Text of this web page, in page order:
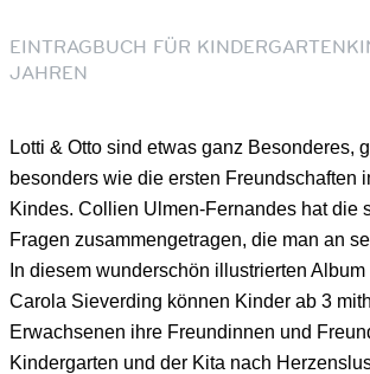
EINTRAGBUCH FÜR
JAHREN
Lotti & Otto sind etwas ganz Besonderes,
besonders wie die ersten Freundschaften
Kindes. Collien Ulmen-Fernandes hat die
Fragen zusammengetragen, die man an
In diesem wunderschön illustrierten
Carola Sieverding können Kinder ab 3
Erwachsenen ihre Freundinnen und
Kindergarten und der Kita nach